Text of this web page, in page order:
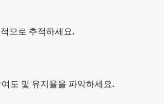
으로 추적하세요.
도 및 유지율을 파악하세요.